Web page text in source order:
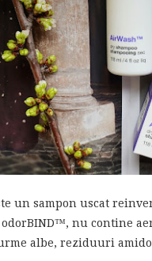
un sampon uscat
odorBIND™, nu contine
albe, reziduuri